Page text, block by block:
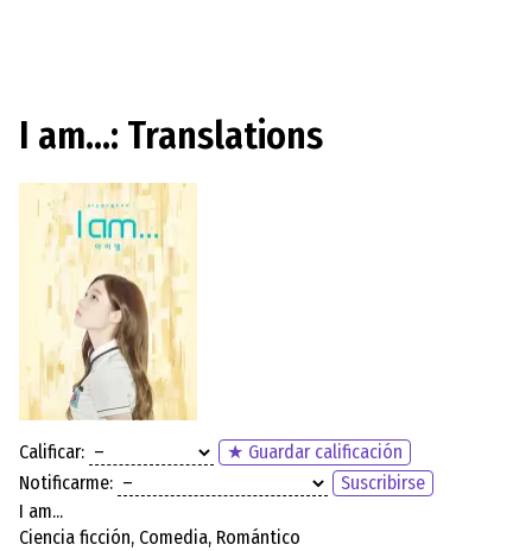
I am...: Translations
Calificar:
★ Guardar calificación
Notificarme:
Suscribirse
I am...
Ciencia ficción, Comedia, Romántico